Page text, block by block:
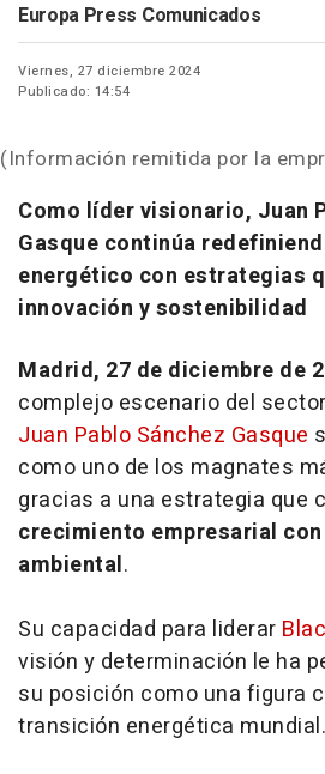
Europa Press Comunicados
Viernes, 27 diciembre 2024
Publicado: 14:54
(Información remitida por la
Como líder visionario, Juan
Gasque continúa
energético con estrategias
innovación y sostenibilidad
Madrid, 27 de diciembre de
complejo escenario del
Juan Pablo Sánchez Gasque
como uno de los magnates
gracias a una estrategia que
crecimiento empresarial
ambiental.
Su capacidad para liderar
visión y determinación le ha
su posición como una figura
transición energética mundial.